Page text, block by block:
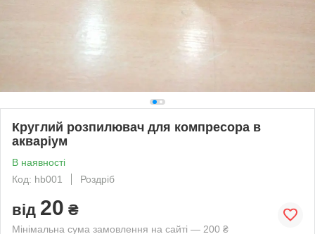
Круглий розпилювач для компресора в
акваріум
В наявності
Код: hb001
Роздріб
від 20 ₴
Мінімальна сума замовлення на сайті — 200 ₴